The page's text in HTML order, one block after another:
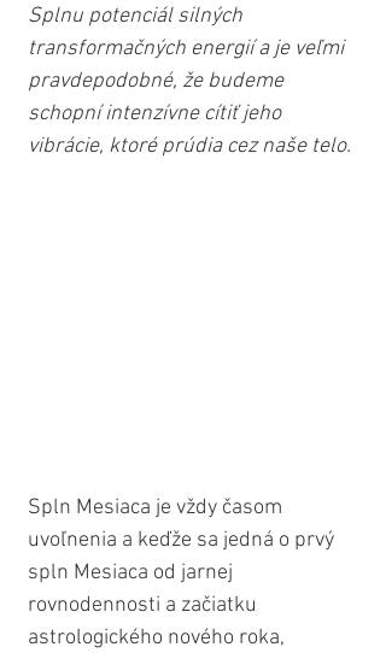
Splnu potenciál silných
transformačných energií a je veľmi
pravdepodobné, že budeme
schopní intenzívne cítiť jeho
vibrácie, ktoré prúdia cez naše telo.
Spln Mesiaca je vždy časom
uvoľnenia a keďže sa jedná o prvý
spln Mesiaca od jarnej
rovnodennosti a začiatku
astrologického nového roka,